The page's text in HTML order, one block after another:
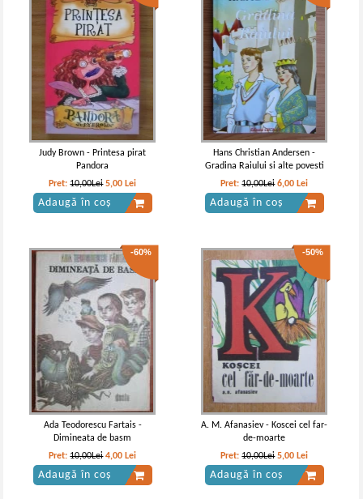
Judy Brown - Printesa pirat
Pandora
Pret:10,00Lei 5,00 Lei
Adaugă în coș
Hans Christian Andersen -
Gradina Raiului si alte povesti
Pret:10,00Lei 6,00 Lei
Adaugă în coș
-60%
Ada Teodorescu Fartais -
Dimineata de basm
Pret:10,00Lei 4,00 Lei
Adaugă în coș
-50%
A. M. Afanasiev - Koscei cel far-
de-moarte
Pret:10,00Lei 5,00 Lei
Adaugă în coș